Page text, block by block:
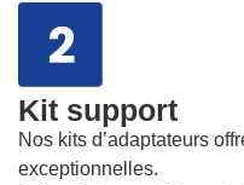
Kit support
Nos kits d’adaptateurs
exceptionnelles.